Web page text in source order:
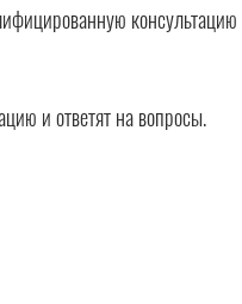
и ответят на вопросы.